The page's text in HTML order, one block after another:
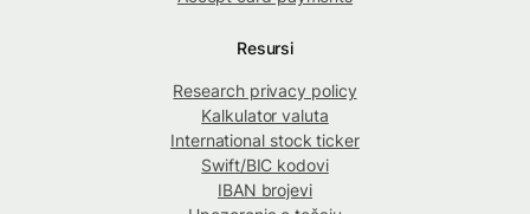
Resursi
Research privacy policy
Kalkulator valuta
International stock ticker
Swift/BIC kodovi
IBAN brojevi